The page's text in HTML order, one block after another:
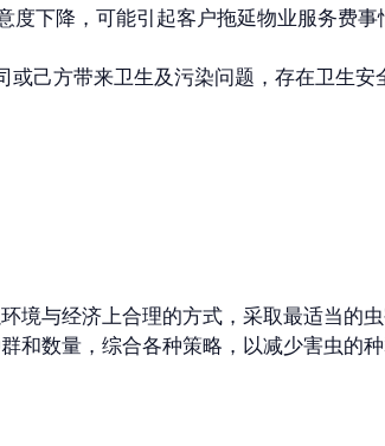
下降，可能引起客户拖延物业服务费事
己方带来卫生及污染问题，存在卫生安
境与经济上合理的方式，采取最适当的
和数量，综合各种策略，以减少害虫的